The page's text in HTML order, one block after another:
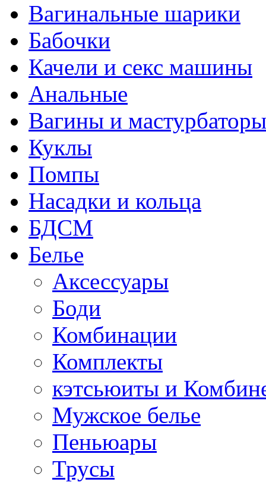
Вагинальные шарики
Бабочки
Качели и секс машины
Анальные
Вагины и мастурбаторы
Куклы
Помпы
Насадки и кольца
БДСМ
Белье
Аксессуары
Боди
Комбинации
Комплекты
кэтсьюиты и
Мужское белье
Пеньюары
Трусы